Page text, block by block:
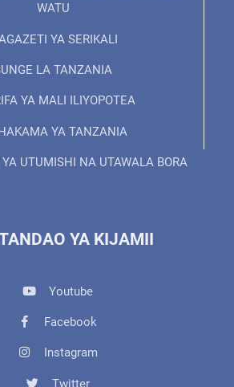
WATU
YA SERIKALI
LA TANZANIA
YA MALI ILIYOPOTEA
YA TANZANIA
UTUMISHI NA UTAWALA BORA
YA KIJAMII
Youtube
Facebook
Instagram
Twitter